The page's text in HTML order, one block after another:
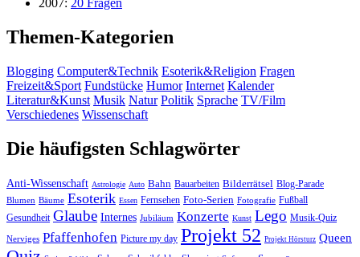
2007: 20 Fragen
Themen-Kategorien
Blogging Computer&Technik Esoterik&Religion Fragen
Freizeit&Sport Fundstücke Humor Internet Kalender
Literatur&Kunst Musik Natur Politik Sprache TV/Film
Verschiedenes Wissenschaft
Die häufigsten Schlagwörter
Anti-Wissenschaft Astrologie Auto Bahn Bauarbeiten Bilderrätsel Blog-Parade
Blumen Bäume Esoterik Essen Fernsehen Foto-Serien Fotografie Fußball
Gesundheit Glaube Internes Jubiläum Konzerte Kunst Lego Musik-Quiz
Nerviges Pfaffenhofen Picture my day Projekt 52 Projekt Hörsturz Queen